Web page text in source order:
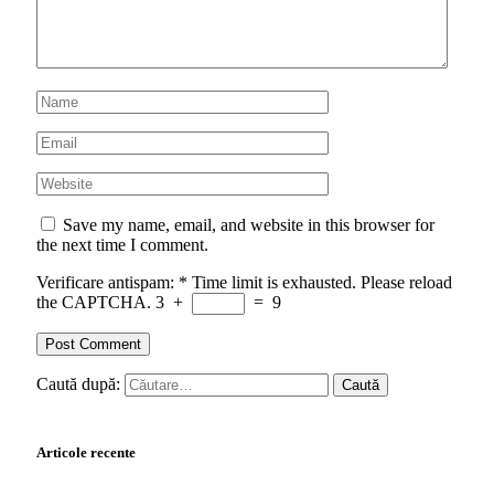
Save my name, email, and website in this browser for
the next time I comment.
Verificare antispam: * Time limit is exhausted. Please reload
the CAPTCHA. 3 + = 9
Caută după:
Articole recente